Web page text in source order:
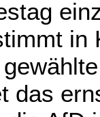
in
das